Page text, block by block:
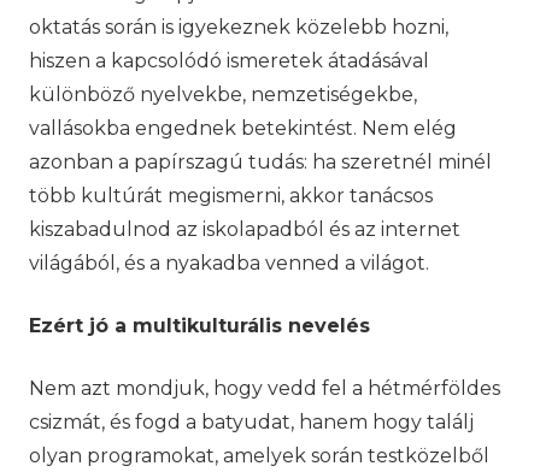
oktatás során is igyekeznek közelebb hozni,
hiszen a kapcsolódó ismeretek átadásával
különböző nyelvekbe, nemzetiségekbe,
vallásokba engednek betekintést. Nem elég
azonban a papírszagú tudás: ha szeretnél minél
több kultúrát megismerni, akkor tanácsos
kiszabadulnod az iskolapadból és az internet
világából, és a nyakadba venned a világot.
Ezért jó a multikulturális nevelés
Nem azt mondjuk, hogy vedd fel a hétmérföldes
csizmát, és fogd a batyudat, hanem hogy találj
olyan programokat, amelyek során testközelből